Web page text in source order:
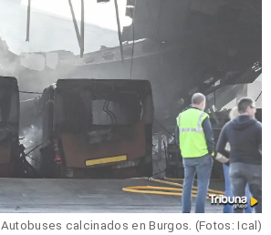
Autobuses calcinados en Burgos. (Fotos: Ical)